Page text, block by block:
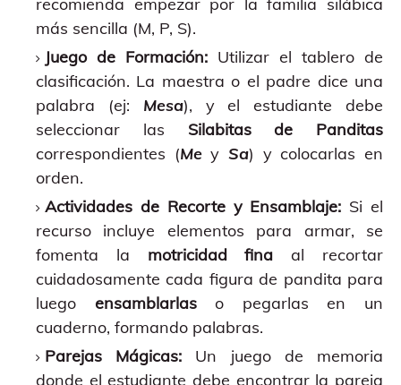
más sencilla (M, P, S).
Juego de Formación: Utilizar el tablero de
clasificación. La maestra o el padre dice una
palabra (ej: Mesa), y el estudiante debe
seleccionar las Silabitas de Panditas
correspondientes (MeySa) y colocarlas en
orden.
Actividades de Recorte y Ensamblaje: Si el
recurso incluye elementos para armar, se
fomenta la motricidad fina al recortar
cuidadosamente cada figura de pandita para
luego ensamblarlaso pegarlas en un
cuaderno, formando palabras.
Parejas Mágicas: Un juego de memoria
donde el estudiante debe encontrar la pareja